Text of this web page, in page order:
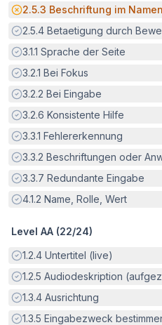
Potenzielle Barriere:
2.5.3 Beschriftung im Namen
Erfüllt:
2.5.4 Betaetigung durch
Erfüllt:
3.1.1 Sprache der Seite
Erfüllt:
3.2.1 Bei Fokus
Erfüllt:
3.2.2 Bei Eingabe
Erfüllt:
3.2.6 Konsistente Hilfe
Erfüllt:
3.3.1 Fehlererkennung
Erfüllt:
3.3.2 Beschriftungen oder
Erfüllt:
3.3.7 Redundante Eingabe
Erfüllt:
4.1.2 Name, Rolle, Wert
Level AA (22/24)
Erfüllt:
1.2.4 Untertitel (live)
Erfüllt:
1.2.5 Audiodeskription
Erfüllt:
1.3.4 Ausrichtung
Erfüllt:
1.3.5 Eingabezweck